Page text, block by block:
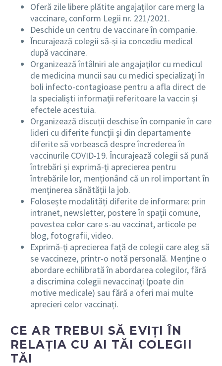
Oferă zile libere plătite angajaților care merg la
vaccinare, conform Legii nr. 221/2021.
Deschide un centru de vaccinare în companie.
Încurajează colegii să-și ia concediu medical
după vaccinare.
Organizează întâlniri ale angajaţilor cu medicul
de medicina muncii sau cu medici specializaţi în
boli infecto-contagioase pentru a afla direct de
la specialişti informaţii referitoare la vaccin și
efectele acestuia.
Organizează discuții deschise în companie în care
lideri cu diferite funcții și din departamente
diferite să vorbească despre încrederea în
vaccinurile COVID-19. Încurajează colegii să pună
întrebări și exprimă-ți aprecierea pentru
întrebările lor, menționând că un rol important în
menținerea sănătății la job.
Folosește modalități diferite de informare: prin
intranet, newsletter, postere în spații comune,
povestea celor care s-au vaccinat, articole pe
blog, fotografii, video.
Exprimă-ți aprecierea față de colegii care aleg să
se vaccineze, printr-o notă personală. Menține o
abordare echilibrată în abordarea colegilor, fără
a discrimina colegii nevaccinați (poate din
motive medicale) sau fără a oferi mai multe
aprecieri celor vaccinați.
CE AR TREBUI SĂ EVIȚI ÎN
RELAȚIA CU AI TĂI COLEGII
TĂI